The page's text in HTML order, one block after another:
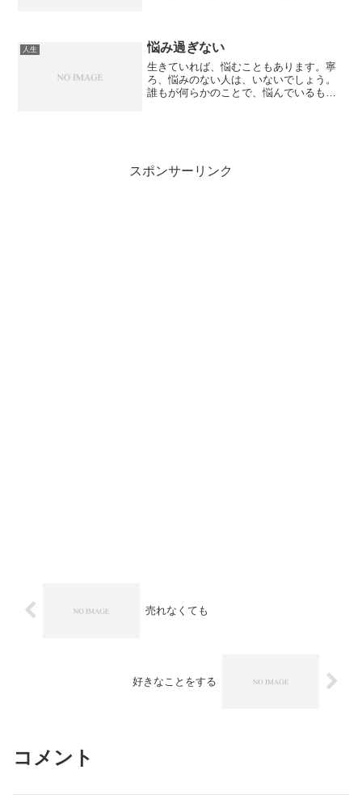
なかったり、虐待を受けて...
人生 悩み過ぎない
生きていれば、悩むこともあります。寧
ろ、悩みのない人は、いないでしょう。
誰もが何らかのことで、悩んでいるもの
スポンサーリンク
売れなくても
好きなことをする
コメント